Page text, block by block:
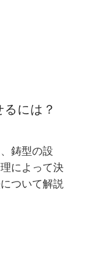
には？
鋳型の設
によって決
ついて解説